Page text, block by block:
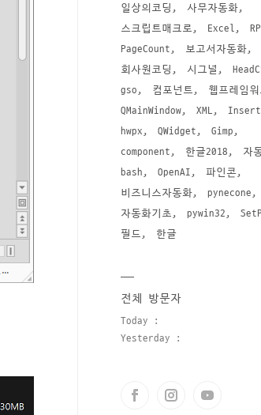
일상의코딩
사무자동화
스크립트매크로
Excel
PageCount
보고서자동화
회사원코딩
시그널
gso
컴포넌트
웹프레임워
QMainWindow
XML
hwpx
QWidget
Gimp
component
한글2018
자
bash
OpenAI
파인콘
비즈니스자동화
pynecone
자동화기초
pywin32
필드
한글
전체 방문자
Today :
Yesterday :